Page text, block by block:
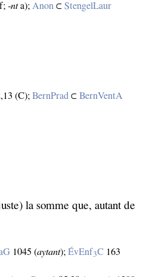
f;‑nta); Anon ⊂StengelLaur
(C);BernPrad ⊂BernVentA
la somme que, autant de
1045 (aytant);ÉvEnf3C 163